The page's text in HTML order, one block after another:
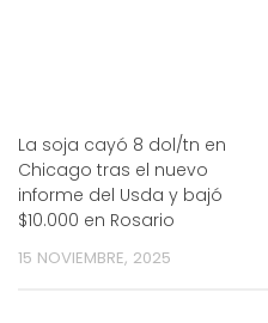
La soja cayó 8 dol/tn en
Chicago tras el nuevo
informe del Usda y bajó
$10.000 en Rosario
15 NOVIEMBRE, 2025